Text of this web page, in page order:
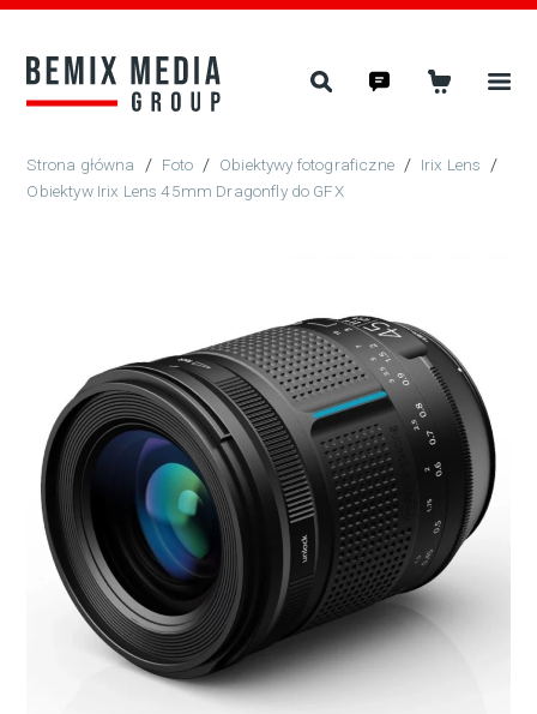
/ Foto / Obiektywy fotograficzne/ Irix Lens /
Obiektyw Irix Lens 45mm Dragonfly do GFX